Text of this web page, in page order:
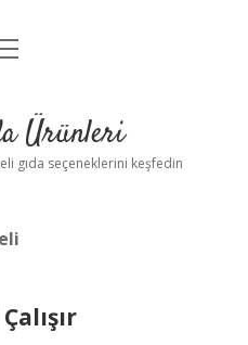
UyarıÜrünleri
gıda seçeneklerini keşfedin